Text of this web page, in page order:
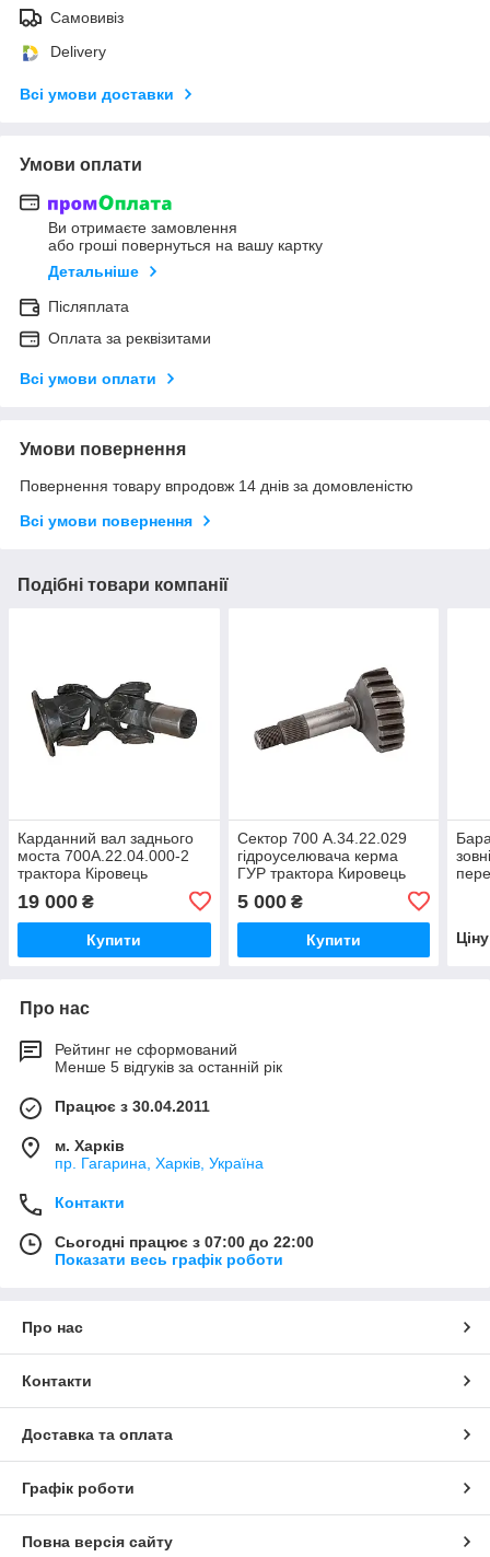
Самовивіз
Delivery
Всі умови доставки
Умови оплати
Ви отримаєте замовлення
або гроші повернуться на вашу картку
Детальніше
Післяплата
Оплата за реквізитами
Всі умови оплати
Умови повернення
Повернення товару впродовж 14 днів за домовленістю
Всі умови повернення
Подібні товари компанії
Карданний вал заднього
моста 700А.22.04.000-2
трактора Кіровець
19 000 ₴
Купити
Сектор 700 А.34.22.029
гідроуселювача керма
ГУР трактора Кировець
5 000₴
Купити
Про нас
Рейтинг не сформований
Менше 5 відгуків за останній рік
Працює з 30.04.2011
м. Харків
пр. Гагарина, Харків, Україна
Контакти
Сьогодні працює з 07:00 до 22:00
Показати весь графік роботи
Про нас
Контакти
Доставка та оплата
Графік роботи
Повна версія сайту